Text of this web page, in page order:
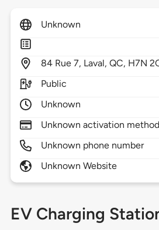
Unknown
84 Rue 7, Laval,QC, H7N
Public
Unknown
Unknown activation method
Unknown phone number
Unknown Website
EV Charging